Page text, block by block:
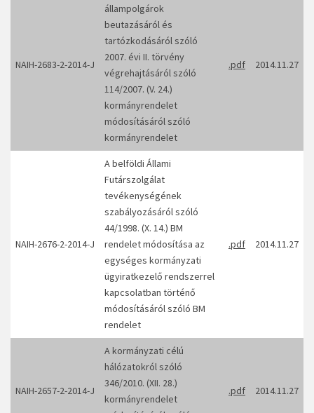
NAIH-2683-2-2014-J
állampolgárok
beutazásáról és
tartózkodásáról szóló
2007. évi II. törvény
végrehajtásáról szóló
114/2007. (V. 24.)
kormányrendelet
módosításáról szóló
kormányrendelet
.pdf 2014.11.27
NAIH-2676-2-2014-J
A belföldi Állami
Futárszolgálat
tevékenységének
szabályozásáról szóló
44/1998. (X. 14.) BM
rendelet módosítása az
egységes kormányzati
ügyiratkezelő rendszerrel
kapcsolatban történő
módosításáról szóló BM
rendelet
.pdf 2014.11.27
NAIH-2657-2-2014-J
A kormányzati célú
hálózatokról szóló
346/2010. (XII. 28.)
kormányrendelet
.pdf 2014.11.27